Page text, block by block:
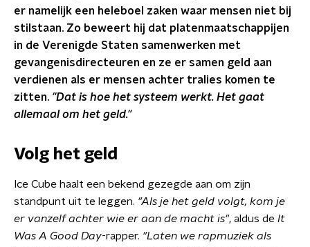
er namelijk een heleboel zaken waar mensen niet bij
stilstaan. Zo beweert hij dat platenmaatschappijen
in de Verenigde Staten samenwerken met
gevangenisdirecteuren en ze er samen geld aan
verdienen als er mensen achter tralies komen te
zitten. "Dat is hoe het systeem werkt. Het gaat
allemaal om het geld."
Volg het geld
Ice Cube haalt een bekend gezegde aan om zijn
standpunt uit te leggen. "Als je het geld volgt, kom je
er vanzelf achter wie er aan de macht is", aldus de It
Was A Good Day-rapper. "Laten we rapmuziek als